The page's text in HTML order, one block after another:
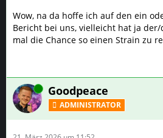
Wow, na da hoffe ich auf den ein
Bericht bei uns, vielleicht hat ja
mal die Chance so einen Strain zu
Online Goodpeace
ADMINISTRATOR